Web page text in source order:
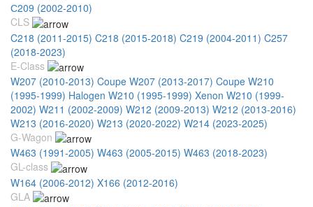
С209 (2002-2010)
CLS
C218 (2011-2015) C218 (2015-2018) C219 (2004-2011) C257
(2018-2023)
E-Class
W207 (2010-2013) Coupe W207 (2013-2017) Coupe W210
(1995-1999) Halogen W210 (1995-1999) Xenon W210 (1999-
2002) W211 (2002-2009) W212 (2009-2013) W212 (2013-2016)
W213 (2016-2020) W213 (2020-2022) W214 (2023-2025)
G-Wagon
W463 (1991-2005) W463 (2005-2015) W463 (2018-2023)
GL-class
W164 (2006-2012) X166 (2012-2016)
GLA